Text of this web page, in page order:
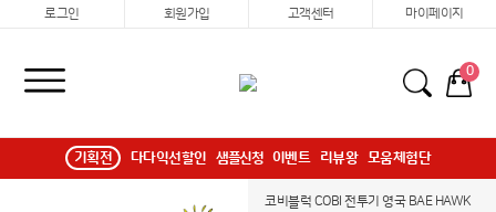
로그인 회원가입 고객센터 마이페이지
0
기획전 다다익선할인 샘플신청 이벤트 리뷰왕 모움체험단
코비블럭 COBI 전투기 영국 BAE HAWK